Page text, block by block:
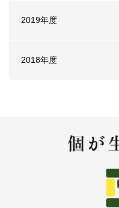
2019年度
2018年度